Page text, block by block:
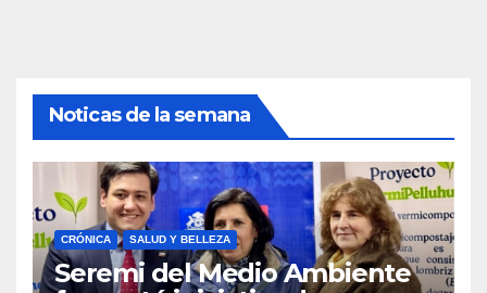
Noticas de la semana
CRÓNICA SALUD Y BELLEZA
Seremi del Medio Ambiente